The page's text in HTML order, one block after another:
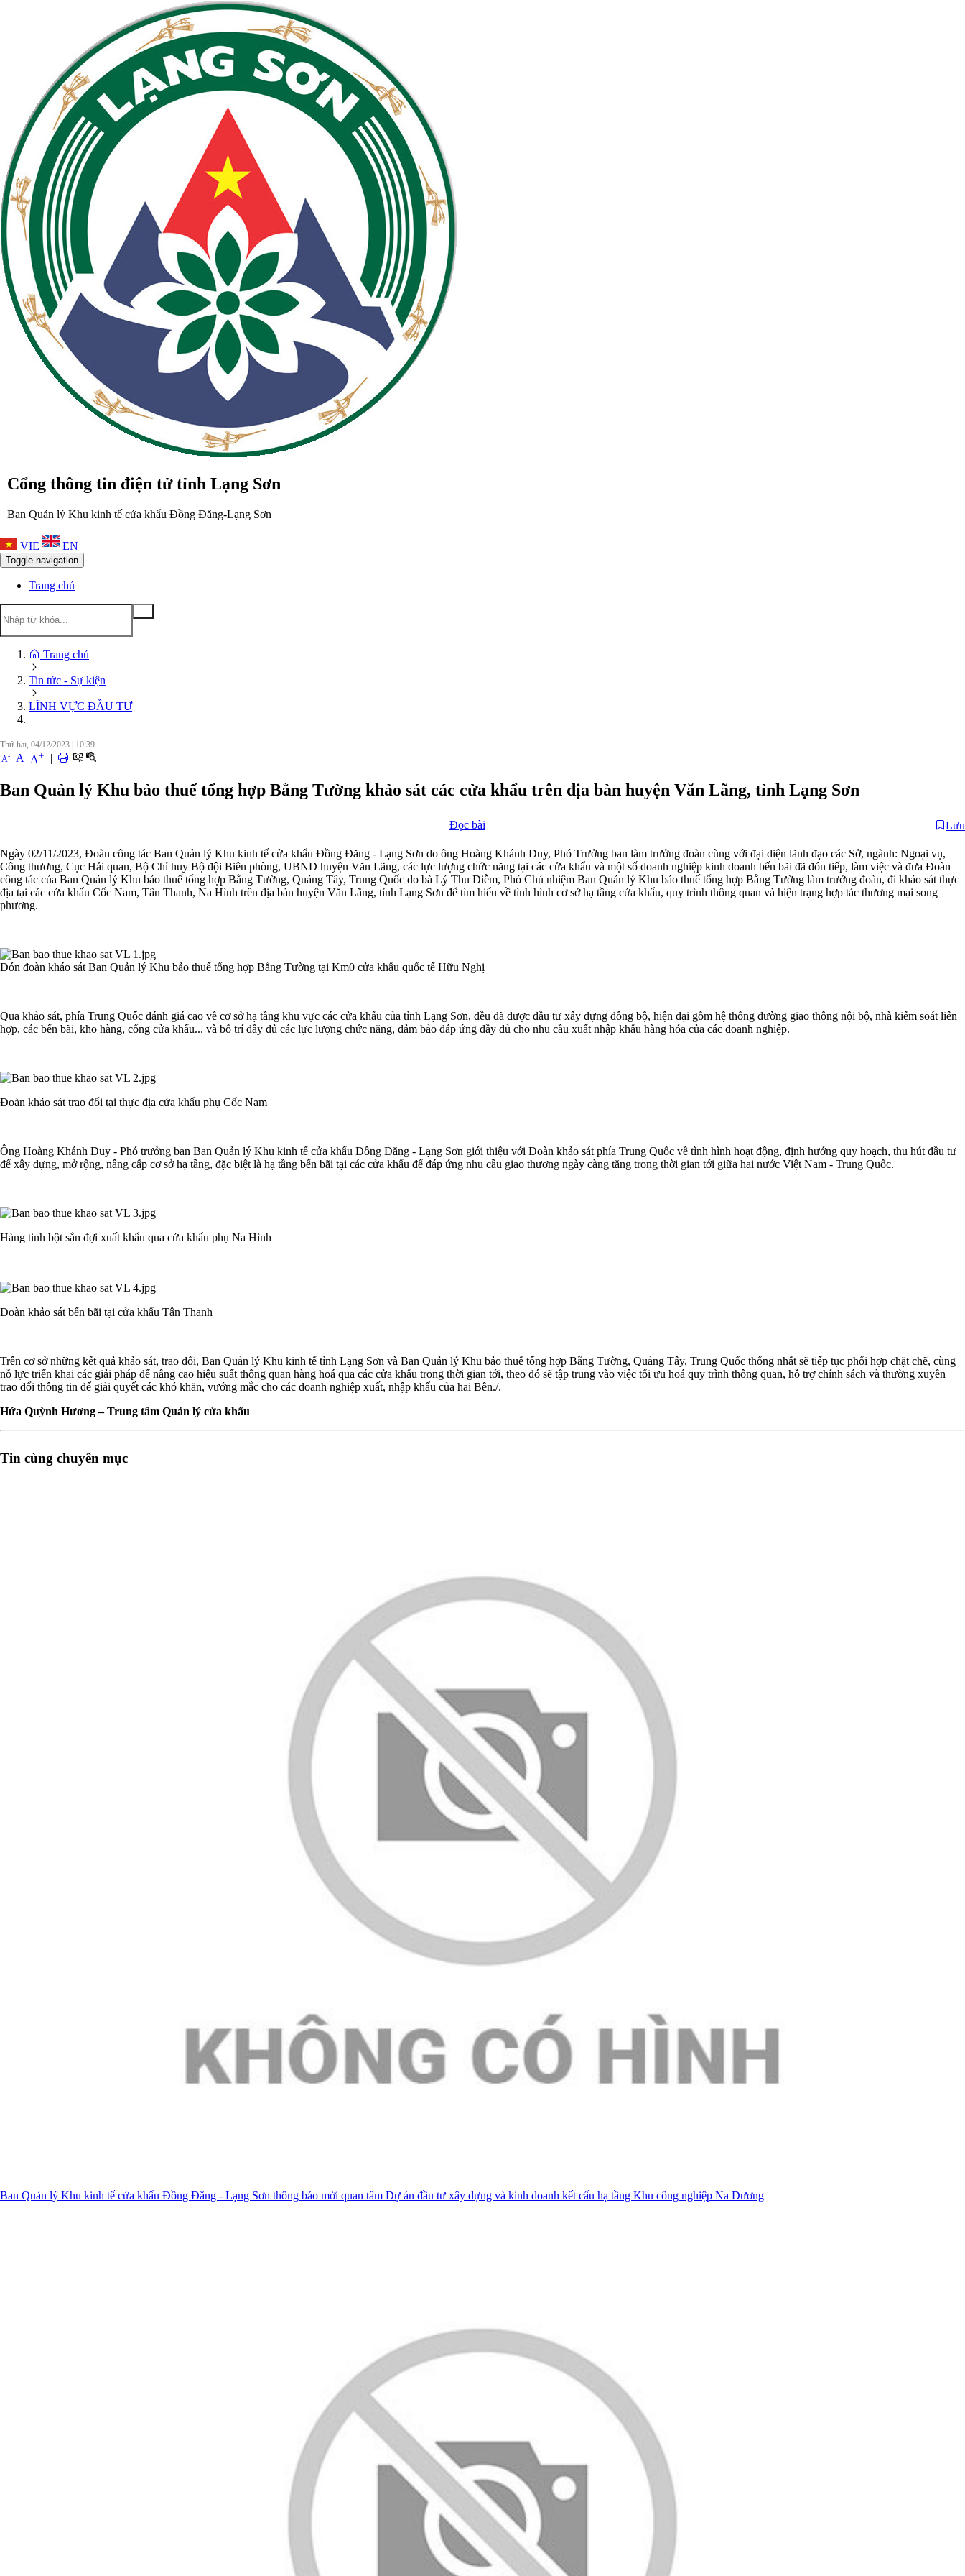
Cổng thông tin điện tử tỉnh Lạng Sơn
Ban Quản lý Khu kinh tế cửa khẩu Đồng Đăng-Lạng Sơn
VIE EN
Toggle navigation
Trang chủ
Trang chủ
Tin tức - Sự kiện
LĨNH VỰC ĐẦU TƯ
Thứ hai, 04/12/2023 | 10:39
A- A A+ |
Ban Quản lý Khu bảo thuế tổng hợp Bằng Tường khảo sát các cửa khẩu trên địa bàn huyện Văn Lãng, tỉnh Lạng Sơn
Đọc bài Lưu
Ngày 02/11/2023, Đoàn công tác Ban Quản lý Khu kinh tế cửa khẩu Đồng Đăng - Lạng Sơn do ông Hoàng Khánh Duy, Phó Trưởng ban làm trưởng đoàn cùng với đại diện lãnh đạo các Sở, ngành: Ngoại vụ,
Công thương, Cục Hải quan, Bộ Chỉ huy Bộ đội Biên phòng, UBND huyện Văn Lãng, các lực lượng chức năng tại các cửa khẩu và một số doanh nghiệp kinh doanh bến bãi đã đón tiếp, làm việc và đưa Đoàn
công tác của Ban Quản lý Khu bảo thuế tổng hợp Bằng Tường, Quảng Tây, Trung Quốc do bà Lý Thu Diễm, Phó Chủ nhiệm Ban Quản lý Khu bảo thuế tổng hợp Bằng Tường làm trưởng đoàn, đi khảo sát thực
địa tại các cửa khẩu Cốc Nam, Tân Thanh, Na Hình trên địa bàn huyện Văn Lãng, tỉnh Lạng Sơn để tìm hiểu về tình hình cơ sở hạ tầng cửa khẩu, quy trình thông quan và hiện trạng hợp tác thương mại song
phương.
Đón đoàn kháo sát Ban Quản lý Khu bảo thuế tổng hợp Bằng Tường tại Km0 cửa khẩu quốc tế Hữu Nghị
Qua khảo sát, phía Trung Quốc đánh giá cao về cơ sở hạ tầng khu vực các cửa khẩu của tỉnh Lạng Sơn, đều đã được đầu tư xây dựng đồng bộ, hiện đại gồm hệ thống đường giao thông nội bộ, nhà kiểm soát liên
hợp, các bến bãi, kho hàng, cổng cửa khẩu... và bố trí đầy đủ các lực lượng chức năng, đảm bảo đáp ứng đầy đủ cho nhu cầu xuất nhập khẩu hàng hóa của các doanh nghiệp.
Đoàn khảo sát trao đổi tại thực địa cửa khẩu phụ Cốc Nam
Ông Hoàng Khánh Duy - Phó trưởng ban Ban Quản lý Khu kinh tế cửa khẩu Đồng Đăng - Lạng Sơn giới thiệu với Đoàn khảo sát phía Trung Quốc về tình hình hoạt động, định hướng quy hoạch, thu hút đầu tư
để xây dựng, mở rộng, nâng cấp cơ sở hạ tầng, đặc biệt là hạ tầng bến bãi tại các cửa khẩu để đáp ứng nhu cầu giao thương ngày càng tăng trong thời gian tới giữa hai nước Việt Nam - Trung Quốc.
Hàng tinh bột sắn đợi xuất khẩu qua cửa khẩu phụ Na Hình
Đoàn khảo sát bến bãi tại cửa khẩu Tân Thanh
Trên cơ sở những kết quả khảo sát, trao đổi, Ban Quản lý Khu kinh tế tỉnh Lạng Sơn và Ban Quản lý Khu bảo thuế tổng hợp Bằng Tường, Quảng Tây, Trung Quốc thống nhất sẽ tiếp tục phối hợp chặt chẽ, cùng
nỗ lực triển khai các giải pháp để nâng cao hiệu suất thông quan hàng hoá qua các cửa khẩu trong thời gian tới, theo đó sẽ tập trung vào việc tối ưu hoá quy trình thông quan, hỗ trợ chính sách và thường xuyên
trao đổi thông tin để giải quyết các khó khăn, vướng mắc cho các doanh nghiệp xuất, nhập khẩu của hai Bên./.
Hứa Quỳnh Hương – Trung tâm Quản lý cửa khẩu
Tin cùng chuyên mục
Ban Quản lý Khu kinh tế cửa khẩu Đồng Đăng - Lạng Sơn thông báo mời quan tâm Dự án đầu tư xây dựng và kinh doanh kết cấu hạ tầng Khu công nghiệp Na Dương